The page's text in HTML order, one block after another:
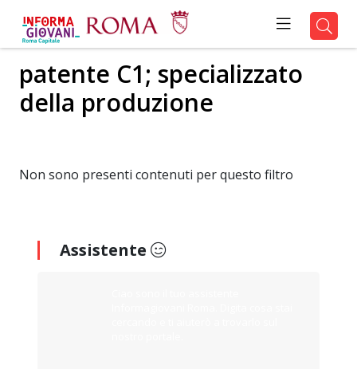
patente C1; specializzato
della produzione
Non sono presenti contenuti per questo filtro
Assistente